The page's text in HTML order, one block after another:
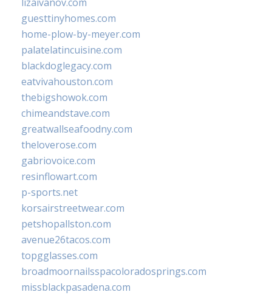
guesttinyhomes.com
home-plow-by-meyer.com
palatelatincuisine.com
blackdoglegacy.com
eatvivahouston.com
thebigshowok.com
chimeandstave.com
greatwallseafoodny.com
theloverose.com
gabriovoice.com
resinflowart.com
p-sports.net
korsairstreetwear.com
petshopallston.com
avenue26tacos.com
topgglasses.com
broadmoornailsspacoloradosprings.com
missblackpasadena.com